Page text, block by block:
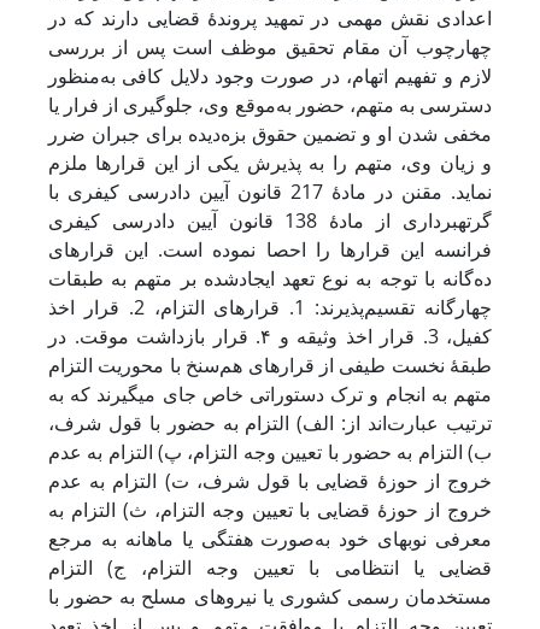
اعدادی نقش مهمی در تمهید پروندۀ قضایی دارند که در
چهارچوب آن مقام تحقیق موظف است پس از بررسی
لازم و تفهیم اتهام، در صورت وجود دلایل کافی به‌منظور
دسترسی به متهم، حضور به‌موقع وی، جلوگیری از فرار یا
مخفی شدن او و تضمین حقوق بزه‌دیده برای جبران ضرر
و زیان وی، متهم را به پذیرش یکی از این قرارها ملزم
نماید. مقنن در مادۀ 217 قانون آیین دادرسی کیفری با
گرته‏برداری از مادۀ 138 قانون آیین دادرسی کیفری
فرانسه این قرارها را احصا نموده است. این قرارهای
ده‌گانه با توجه ‌به نوع تعهد ایجادشده بر متهم به طبقات
چهارگانه تقسیم‌پذیرند: 1. قرارهای التزام، 2. قرار اخذ
کفیل، 3. قرار اخذ وثیقه و ۴. قرار بازداشت موقت. در
طبقۀ نخست طیفی از قرارهای هم‌سنخ با محوریت التزام
متهم به انجام و ترک دستوراتی خاص جای می‏گیرند که به
ترتیب عبارت‌اند از: الف) التزام به حضور با قول شرف،
ب) التزام به حضور با تعیین وجه التزام، پ) التزام به عدم
خروج از حوزۀ قضایی با قول شرف، ت) التزام به عدم
خروج از حوزۀ قضایی با تعیین وجه التزام، ث) التزام به
معرفی نوبه‏‏ای خود به‌صورت هفتگی یا ماهانه به مرجع
قضایی یا انتظامی با تعیین وجه التزام، ج) التزام
مستخدمان رسمی کشوری یا نیروهای مسلح به حضور با